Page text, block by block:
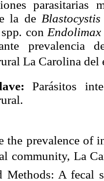
parasitarias
la de
spp. con
prevalencia
La Carolina
Parásitos
the prevalence of
community, La
Methods: A fecal